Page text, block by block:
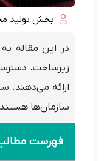
بخش تولید
در این مقاله
زیرساخت،
ارائه می‌دهند.
سازمان‌ها
فهرست